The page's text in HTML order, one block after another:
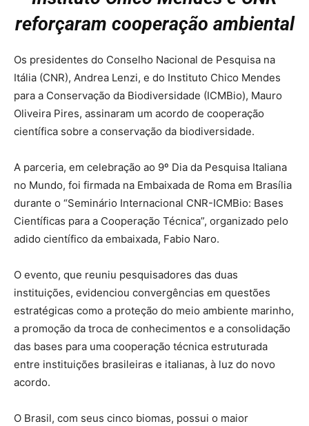
reforçaram cooperação ambiental
Os presidentes do Conselho Nacional de Pesquisa na
Itália (CNR), Andrea Lenzi, e do Instituto Chico Mendes
para a Conservação da Biodiversidade (ICMBio), Mauro
Oliveira Pires, assinaram um acordo de cooperação
científica sobre a conservação da biodiversidade.
A parceria, em celebração ao 9º Dia da Pesquisa Italiana
no Mundo, foi firmada na Embaixada de Roma em Brasília
durante o “Seminário Internacional CNR-ICMBio: Bases
Científicas para a Cooperação Técnica”, organizado pelo
adido científico da embaixada, Fabio Naro.
O evento, que reuniu pesquisadores das duas
instituições, evidenciou convergências em questões
estratégicas como a proteção do meio ambiente marinho,
a promoção da troca de conhecimentos e a consolidação
das bases para uma cooperação técnica estruturada
entre instituições brasileiras e italianas, à luz do novo
acordo.
O Brasil, com seus cinco biomas, possui o maior